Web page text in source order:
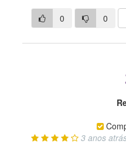
0 0
3 anos